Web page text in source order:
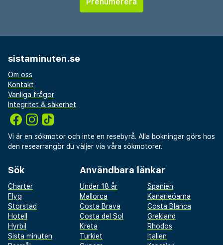
sistaminuten.se
Om oss
Kontakt
Vanliga frågor
Integritet & säkerhet
Vi är en sökmotor och inte en resebyrå. Alla bokningar görs hos
den researrangör du väljer via våra sökmotorer.
Sök
Charter
Flyg
Storstad
Hotell
Hyrbil
Sista minuten
Användbara länkar
Under 18 år
Spanien
Mallorca
Kanarieöarna
Costa Brava
Costa Blanca
Costa del Sol
Grekland
Kreta
Rhodos
Turkiet
Italien